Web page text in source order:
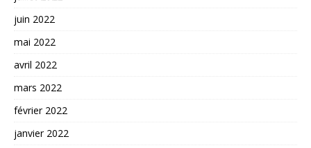
juin 2022
mai 2022
avril 2022
mars 2022
février 2022
janvier 2022